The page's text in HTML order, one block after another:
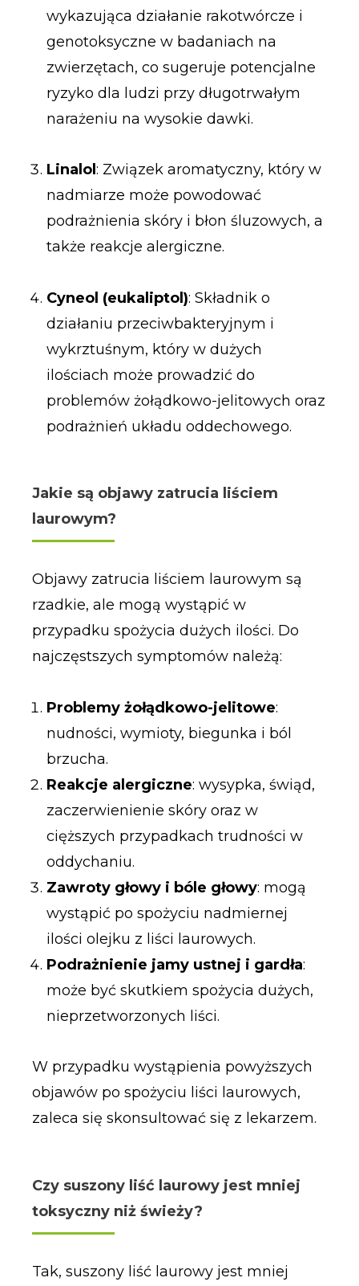
wykazująca działanie rakotwórcze i
genotoksyczne w badaniach na
zwierzętach, co sugeruje potencjalne
ryzyko dla ludzi przy długotrwałym
narażeniu na wysokie dawki.
Linalol: Związek aromatyczny, który w
nadmiarze może powodować
podrażnienia skóry i błon śluzowych, a
także reakcje alergiczne.
Cyneol (eukaliptol): Składnik o
działaniu przeciwbakteryjnym i
wykrztuśnym, który w dużych
ilościach może prowadzić do
problemów żołądkowo-jelitowych oraz
podrażnień układu oddechowego.
Jakie są objawy zatrucia liściem
laurowym?
Objawy zatrucia liściem laurowym są
rzadkie, ale mogą wystąpić w
przypadku spożycia dużych ilości. Do
najczęstszych symptomów należą:
Problemy żołądkowo-jelitowe:
nudności, wymioty, biegunka i ból
brzucha.
Reakcje alergiczne: wysypka, świąd,
zaczerwienienie skóry oraz w
cięższych przypadkach trudności w
oddychaniu.
Zawroty głowy i bóle głowy: mogą
wystąpić po spożyciu nadmiernej
ilości olejku z liści laurowych.
Podrażnienie jamy ustnej i gardła:
może być skutkiem spożycia dużych,
nieprzetworzonych liści.
W przypadku wystąpienia powyższych
objawów po spożyciu liści laurowych,
zaleca się skonsultować się z lekarzem.
Czy suszony liść laurowy jest mniej
toksyczny niż świeży?
Tak, suszony liść laurowy jest mniej